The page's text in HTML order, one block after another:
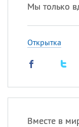
Мы только
Открытка
Вместе в